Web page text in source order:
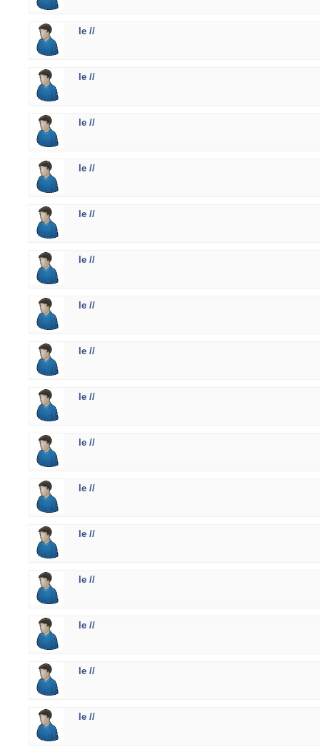
le //
le //
le //
le //
le //
le //
le //
le //
le //
le //
le //
le //
le //
le //
le //
le //